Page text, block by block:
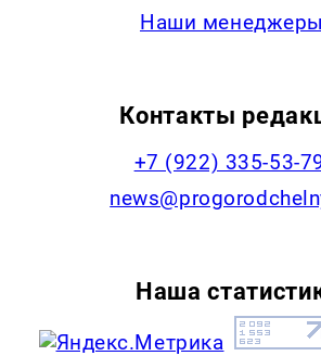
Наши менеджеры
Контакты
+7 (922) 335-53-
Наша